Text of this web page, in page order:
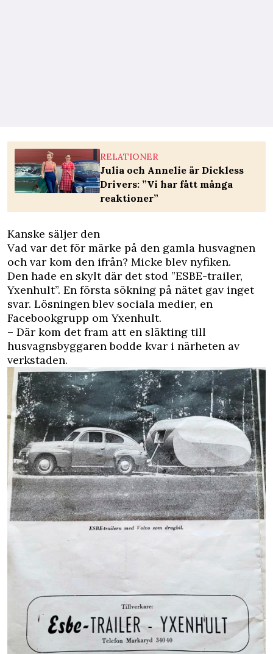
RELATIONER
Julia och Annelie är Dickless
Drivers: ”Vi har fått många
reaktioner”
Kanske säljer den
Vad var det för märke på den gamla husvagnen
och var kom den ifrån? Micke blev nyfiken.
Den hade en skylt där det stod ”ESBE-trailer,
Yxenhult”. En första sökning på nätet gav inget
svar. Lösningen blev sociala medier, en
Facebookgrupp om Yxenhult.
– Där kom det fram att en släkting till
husvagnsbyggaren bodde kvar i närheten av
verkstaden.